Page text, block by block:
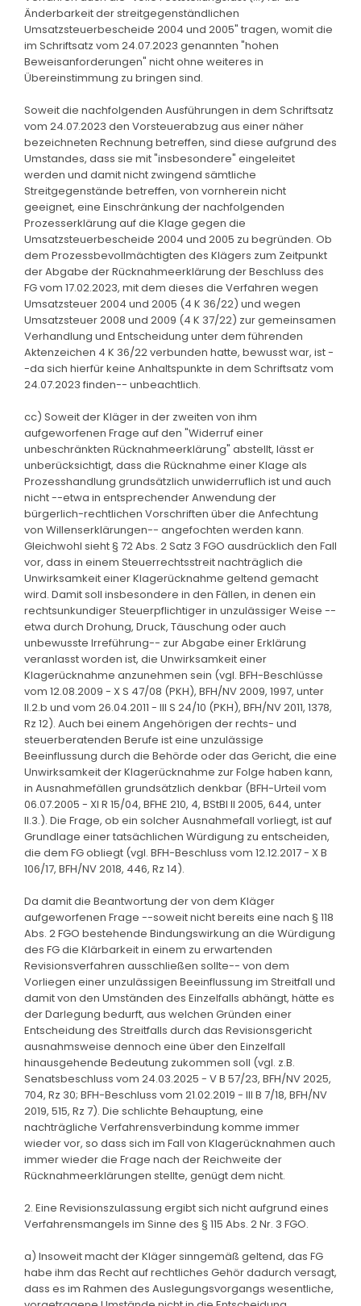
Änderbarkeit der streitgegenständlichen
Umsatzsteuerbescheide 2004 und 2005" tragen, womit die
im Schriftsatz vom 24.07.2023 genannten "hohen
Beweisanforderungen" nicht ohne weiteres in
Übereinstimmung zu bringen sind.
Soweit die nachfolgenden Ausführungen in dem Schriftsatz
vom 24.07.2023 den Vorsteuerabzug aus einer näher
bezeichneten Rechnung betreffen, sind diese aufgrund des
Umstandes, dass sie mit "insbesondere" eingeleitet
werden und damit nicht zwingend sämtliche
Streitgegenstände betreffen, von vornherein nicht
geeignet, eine Einschränkung der nachfolgenden
Prozesserklärung auf die Klage gegen die
Umsatzsteuerbescheide 2004 und 2005 zu begründen. Ob
dem Prozessbevollmächtigten des Klägers zum Zeitpunkt
der Abgabe der Rücknahmeerklärung der Beschluss des
FG vom 17.02.2023, mit dem dieses die Verfahren wegen
Umsatzsteuer 2004 und 2005 (4 K 36/22) und wegen
Umsatzsteuer 2008 und 2009 (4 K 37/22) zur gemeinsamen
Verhandlung und Entscheidung unter dem führenden
Aktenzeichen 4 K 36/22 verbunden hatte, bewusst war, ist -
-da sich hierfür keine Anhaltspunkte in dem Schriftsatz vom
24.07.2023 finden-- unbeachtlich.
cc) Soweit der Kläger in der zweiten von ihm
aufgeworfenen Frage auf den "Widerruf einer
unbeschränkten Rücknahmeerklärung" abstellt, lässt er
unberücksichtigt, dass die Rücknahme einer Klage als
Prozesshandlung grundsätzlich unwiderruflich ist und auch
nicht --etwa in entsprechender Anwendung der
bürgerlich-rechtlichen Vorschriften über die Anfechtung
von Willenserklärungen-- angefochten werden kann.
Gleichwohl sieht § 72 Abs. 2 Satz 3 FGO ausdrücklich den Fall
vor, dass in einem Steuerrechtsstreit nachträglich die
Unwirksamkeit einer Klagerücknahme geltend gemacht
wird. Damit soll insbesondere in den Fällen, in denen ein
rechtsunkundiger Steuerpflichtiger in unzulässiger Weise --
etwa durch Drohung, Druck, Täuschung oder auch
unbewusste Irreführung-- zur Abgabe einer Erklärung
veranlasst worden ist, die Unwirksamkeit einer
Klagerücknahme anzunehmen sein (vgl. BFH-Beschlüsse
vom 12.08.2009 - X S 47/08 (PKH), BFH/NV 2009, 1997, unter
II.2.b und vom 26.04.2011 - III S 24/10 (PKH), BFH/NV 2011, 1378,
Rz 12). Auch bei einem Angehörigen der rechts- und
steuerberatenden Berufe ist eine unzulässige
Beeinflussung durch die Behörde oder das Gericht, die eine
Unwirksamkeit der Klagerücknahme zur Folge haben kann,
in Ausnahmefällen grundsätzlich denkbar (BFH-Urteil vom
06.07.2005 - XI R 15/04, BFHE 210, 4, BStBl II 2005, 644, unter
II.3.). Die Frage, ob ein solcher Ausnahmefall vorliegt, ist auf
Grundlage einer tatsächlichen Würdigung zu entscheiden,
die dem FG obliegt (vgl. BFH-Beschluss vom 12.12.2017 - X B
106/17, BFH/NV 2018, 446, Rz 14).
Da damit die Beantwortung der von dem Kläger
aufgeworfenen Frage --soweit nicht bereits eine nach § 118
Abs. 2 FGO bestehende Bindungswirkung an die Würdigung
des FG die Klärbarkeit in einem zu erwartenden
Revisionsverfahren ausschließen sollte-- von dem
Vorliegen einer unzulässigen Beeinflussung im Streitfall und
damit von den Umständen des Einzelfalls abhängt, hätte es
der Darlegung bedurft, aus welchen Gründen einer
Entscheidung des Streitfalls durch das Revisionsgericht
ausnahmsweise dennoch eine über den Einzelfall
hinausgehende Bedeutung zukommen soll (vgl. z.B.
Senatsbeschluss vom 24.03.2025 - V B 57/23, BFH/NV 2025,
704, Rz 30; BFH-Beschluss vom 21.02.2019 - III B 7/18, BFH/NV
2019, 515, Rz 7). Die schlichte Behauptung, eine
nachträgliche Verfahrensverbindung komme immer
wieder vor, so dass sich im Fall von Klagerücknahmen auch
immer wieder die Frage nach der Reichweite der
Rücknahmeerklärungen stellte, genügt dem nicht.
2. Eine Revisionszulassung ergibt sich nicht aufgrund eines
Verfahrensmangels im Sinne des § 115 Abs. 2 Nr. 3 FGO.
a) Insoweit macht der Kläger sinngemäß geltend, das FG
habe ihm das Recht auf rechtliches Gehör dadurch versagt,
dass es im Rahmen des Auslegungsvorgangs wesentliche,